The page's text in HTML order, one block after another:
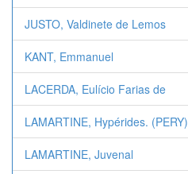
JUSTO, Valdinete de Lemos
KANT, Emmanuel
LACERDA, Eulício Farias de
LAMARTINE, Hypérides. (PERY)
LAMARTINE, Juvenal